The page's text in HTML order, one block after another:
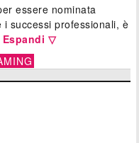
essere nominata
successi professionali, è
Espandi ▽